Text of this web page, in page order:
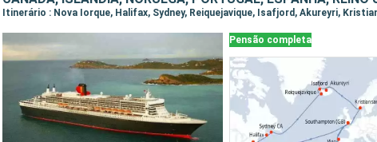
Pensão completa